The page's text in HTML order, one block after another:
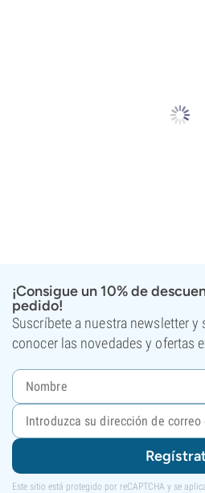
¡Consigue un 10% de
pedido!
Suscríbete a nuestra newsletter y
conocer las novedades y ofertas
Este sitio está protegido por reCAPTCHA y se